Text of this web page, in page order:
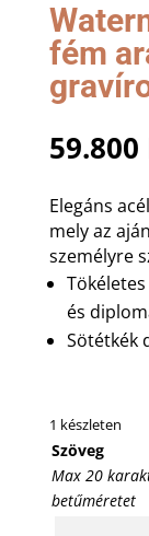
fém
59.800
Elegáns
mely az
személyre
és
Sötétkék
1 készleten
Szöveg
Max 20
betűméretet